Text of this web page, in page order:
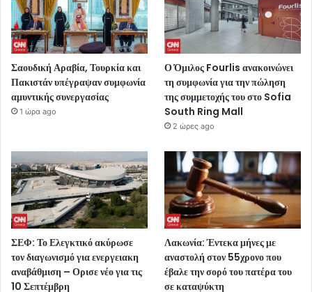
Σαουδική Αραβία, Τουρκία και
Πακιστάν υπέγραψαν συμφωνία
αμυντικής συνεργασίας
1 ώρα ago
Ο Όμιλος Fourlis ανακοινώνει
τη συμφωνία για την πώληση
της συμμετοχής του στο Sofia
South Ring Mall
2 ώρες ago
ΣΕΦ: Το Ελεγκτικό ακύρωσε
τον διαγωνισμό για ενεργειακη
αναβάθμιση – Ορισε νέο για τις
10 Σεπτέμβρη
Λακωνία: Έντεκα μήνες με
αναστολή στον 55χρονο που
έβαλε την σορό του πατέρα του
σε καταψύκτη